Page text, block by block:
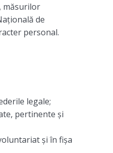
măsurilor
de
personal.
legale;
pertinente şi
şi în fișa